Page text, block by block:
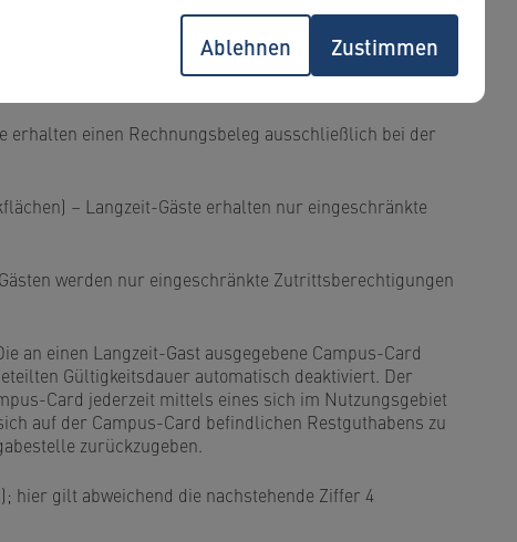
Ablehnen Zustimmen
von Daten entfällt.
CampusCard ist für Langzeit-Gäste ausschließlich an
möglich.
erhalten einen Rechnungsbeleg ausschließlich bei der
– Langzeit-Gäste erhalten nur eingeschränkte
werden nur eingeschränkte Zutrittsberechtigungen
an einen Langzeit-Gast ausgegebene Campus-Card
Gültigkeitsdauer automatisch deaktiviert. Der
Card jederzeit mittels eines sich im Nutzungsgebiet
auf der Campus-Card befindlichen Restguthabens zu
zurückzugeben.
hier gilt abweichend die nachstehende Ziffer 4